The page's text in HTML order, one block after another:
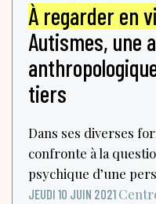
À regarder en
Autismes, une
tiers
Dans ses diverses
confronte à la
psychique d’une
JEUDI 10 JUIN 2021